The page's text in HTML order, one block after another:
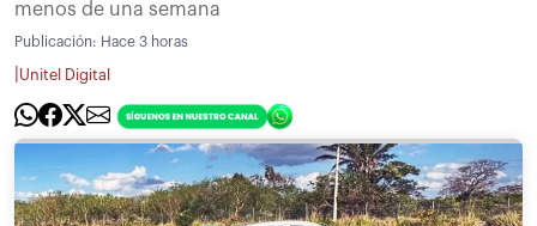
menos de una semana
Publicación: Hace 3 horas
Unitel Digital